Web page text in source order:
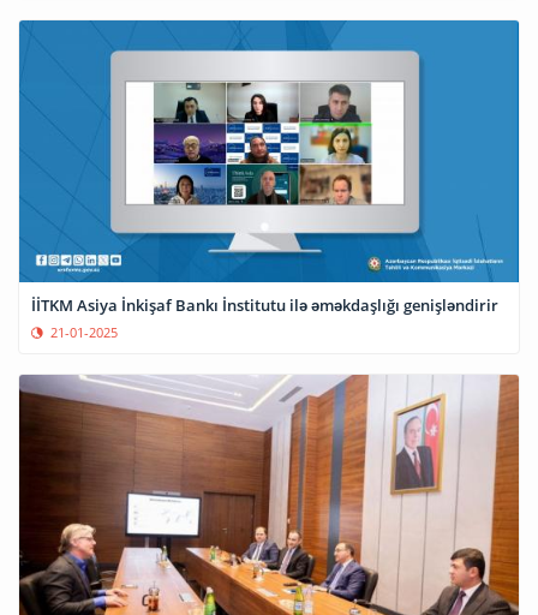
İİTKM Asiya İnkişaf Bankı İnstitutu ilə əməkdaşlığı genişləndirir
21-01-2025